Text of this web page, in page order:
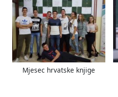
Mjesec hrvatske knjige